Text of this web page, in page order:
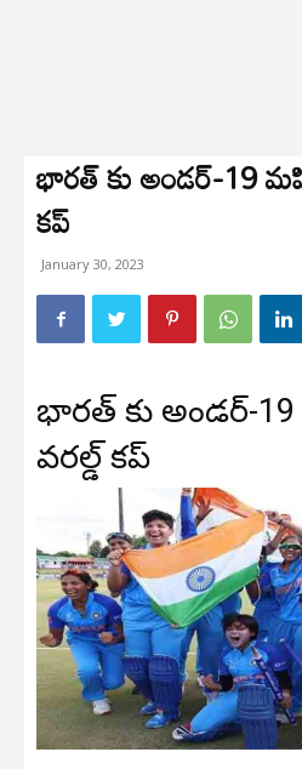
భారత్ కు అండర్-19
కప్
January 30, 2023
భారత్ కు అండర్-
వరల్డ్ కప్